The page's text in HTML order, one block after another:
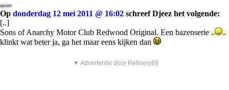
quote:
Op donderdag 12 mei 2011 @ 16:02 schreef Djeez het volgende:
[..]
Sons of Anarchy Motor Club Redwood Original. Een bazenserie
klinkt wat beter ja, ga het maar eens kijken dan
▼ Advertentie door Refinery89